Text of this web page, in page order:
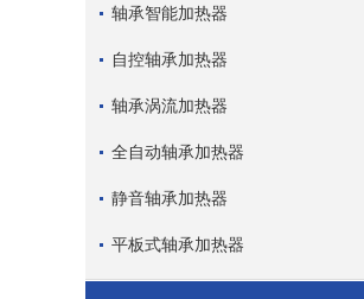
轴承智能加热器
自控轴承加热器
轴承涡流加热器
全自动轴承加热器
静音轴承加热器
平板式轴承加热器